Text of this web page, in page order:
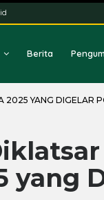
Berita
2025 YANG DIGELAR
yang